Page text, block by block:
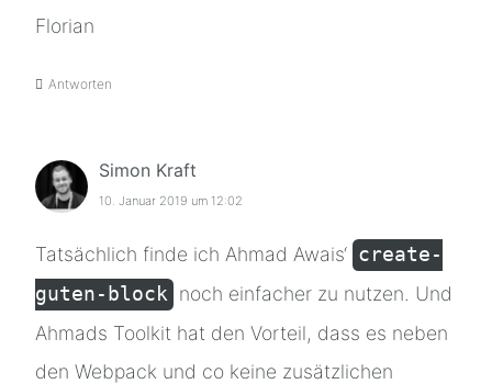
Florian
Antworten
Simon Kraft
10. Januar 2019 um 12:02
Tatsächlich finde ich Ahmad Awais‘ create-
guten-block noch einfacher zu nutzen. Und
Ahmads Toolkit hat den Vorteil, dass es neben
den Webpack und co keine zusätzlichen